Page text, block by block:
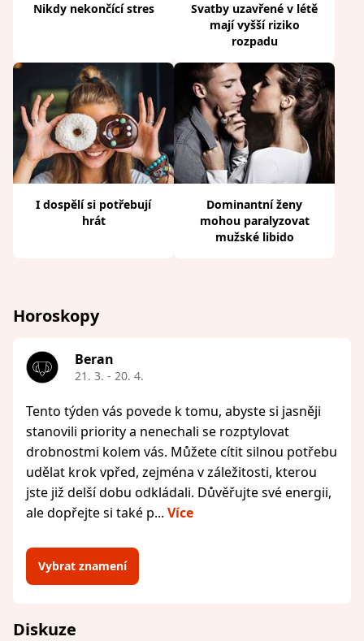
Nikdy nekončící stres
Svatby uzavřené v létě
mají vyšší riziko
rozpadu
I dospělí si potřebují
hrát
Dominantní ženy
mohou paralyzovat
mužské libido
Horoskopy
Beran
21. 3. - 20. 4.
Tento týden vás povede k tomu, abyste si jasněji
stanovili priority a nenechali se rozptylovat
drobnostmi kolem vás. Můžete cítit silnou potřebu
udělat krok vpřed, zejména v záležitosti, kterou
jste již delší dobu odkládali. Důvěřujte své energii,
ale dopřejte si také p... Více
Vybrat znamení
Diskuze